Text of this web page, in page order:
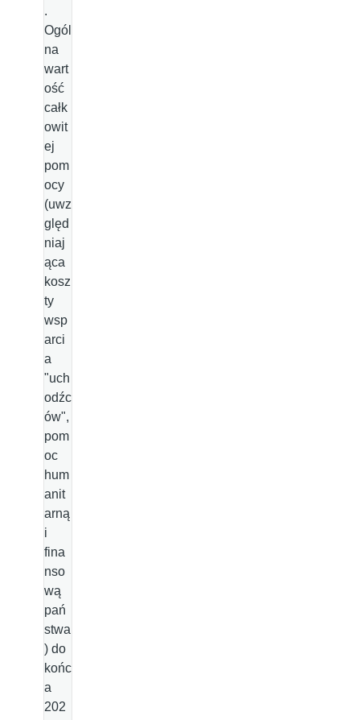
.
Ogól
na
wart
ość
całk
owit
ej
pom
ocy
(uwz
ględ
niaj
ąca
kosz
ty
wsp
arci
a
"uch
odźc
ów",
pom
oc
hum
anit
arną
i
fina
nso
wą
pań
stwa
) do
końc
a
202